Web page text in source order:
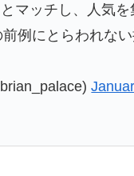
とマッチし、人気を
例にとらわれない